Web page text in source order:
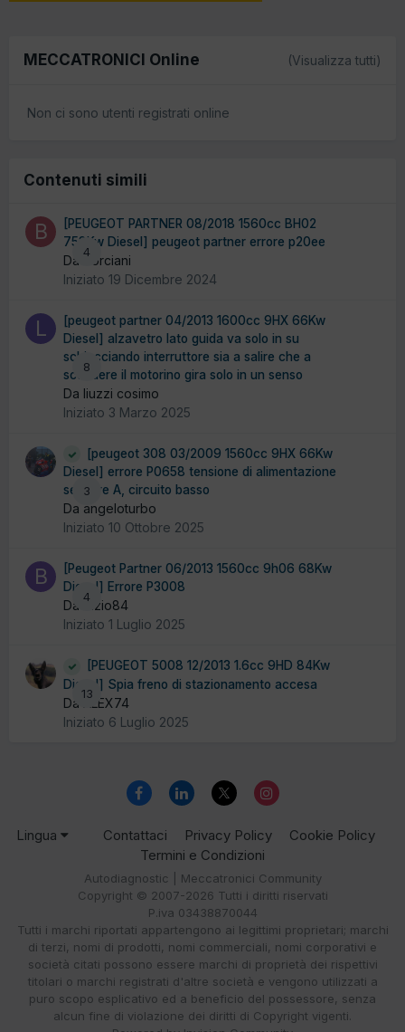
MECCATRONICI Online (Visualizza tutti)
Non ci sono utenti registrati online
Contenuti simili
4
[PEUGEOT PARTNER 08/2018 1560cc BH02
758Kw Diesel] peugeot partner errore p20ee
Da borciani
Iniziato 19 Dicembre 2024
8
[peugeot partner 04/2013 1600cc 9HX 66Kw
Diesel] alzavetro lato guida va solo in su
schiacciando interruttore sia a salire che a
scendere il motorino gira solo in un senso
Da liuzzi cosimo
Iniziato 3 Marzo 2025
3
[peugeot 308 03/2009 1560cc 9HX 66Kw
Diesel] errore P0658 tensione di alimentazione
sensore A, circuito basso
Da angeloturbo
Iniziato 10 Ottobre 2025
4
[Peugeot Partner 06/2013 1560cc 9h06 68Kw
Diesel] Errore P3008
Da Bizio84
Iniziato 1 Luglio 2025
13
[PEUGEOT 5008 12/2013 1.6cc 9HD 84Kw
Diesel] Spia freno di stazionamento accesa
Da ALEX74
Iniziato 6 Luglio 2025
Lingua Contattaci Privacy Policy
Cookie Policy
Termini e Condizioni
Autodiagnostic | Meccatronici Community
Copyright © 2007-2026 Tutti i diritti riservati
P.iva 03438870044
Tutti i marchi riportati appartengono ai legittimi proprietari; marchi
di terzi, nomi di prodotti, nomi commerciali, nomi corporativi e
società citati possono essere marchi di proprietà dei rispettivi
titolari o marchi registrati d'altre società e vengono utilizzati a
puro scopo esplicativo ed a beneficio del possessore, senza
alcun fine di violazione dei diritti di Copyright vigenti.